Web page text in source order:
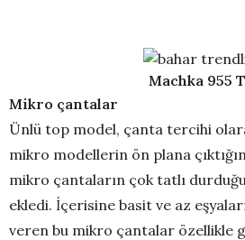
Machka 955
Mikro çantalar
Ünlü top model, çanta tercihi
mikro modellerin ön plana
mikro çantaların çok tatlı
ekledi. İçerisine basit ve az
veren bu mikro çantalar özellikle